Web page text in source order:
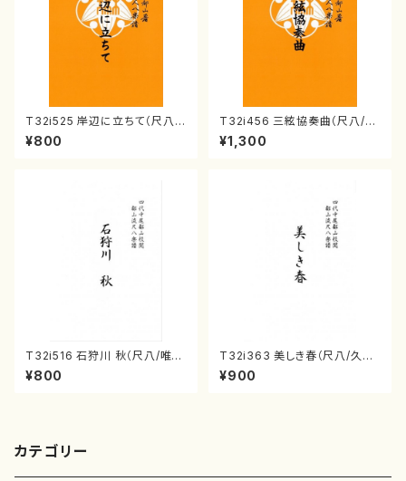
T32i525 岸辺に立ちて（尺八/
初代 中村双葉/楽譜）都山流公
刊楽譜曲番:2234
¥800
T32i456 三絃協奏曲（尺八/中
能島欣一/楽譜）都山流公刊楽譜
曲番:2164
¥1,300
T32i516 石狩川 秋（尺八/唯是
震一/楽譜）都山no:2225
¥800
T32i363 美しき春（尺八/久本
玄智/楽譜）都山流公刊楽譜曲
番:2068
¥900
カテゴリー